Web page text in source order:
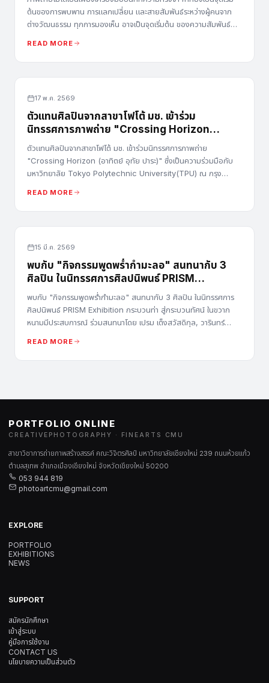
ต้นของการพบพาน การแลกเปลี่ยน และสายสัมพันธ์ระหว่างผู้คนจาก
ต่างวัฒนธรรม ทุกการมองเห็น อาจเป็นจุดเริ่มต้น ของความสัมพันธ์
READ MORE
17 พ.ค. 2569
ตัวแทนศิลปินจากสาขาโฟโต้ มช. เข้าร่วม
นิทรรศการภาพถ่าย "Crossing Horizon
(อาทิตย์ อุทัย ปาระ)
ตัวแทนศิลปินจากสาขาโฟโต้ มช. เข้าร่วมนิทรรศการภาพถ่าย
"Crossing Horizon (อาทิตย์ อุทัย ปาระ)" ซึ่งเป็นความร่วมมือกับ
มหาวิทยาลัย Tokyo Polytechnic University(TPU) ณ กรุง
READ MORE
15 มี.ค. 2569
พบกับ "กิจกรรมพูดพร่ำกำมะลอ" สนทนากับ 3
ศิลปิน ในนิทรรศการศิลปนิพนธ์ PRISM
Exhibition
พบกับ "กิจกรรมพูดพร่ำกำมะลอ" สนทนากับ 3 ศิลปิน ในนิทรรศการ
ศิลปนิพนธ์ PRISM Exhibition กระบวนท่า สู่กระบวนทัศน์ ในขวาก
หนามมีประสบการณ์ ร่วมสนทนาโดย เปรม เต็งสวัสดิกุล, วารินทร์
READ MORE
PORTFOLIO ONLINE
CREATIVEPHOTOGRAPHY · FINEARTS CMU
สาขาวิชาการถ่ายภาพสร้างสรรค์ คณะวิจิตรศิลป์ มหาวิทยาลัยเชียงใหม่ 239 ถนนห้วยแก้ว
ตำบลสุเทพ อำเภอเมืองเชียงใหม่ จังหวัดเชียงใหม่ 50200
053 944 819
photoartcmu@gmail.com
EXPLORE
PORTFOLIO
EXHIBITIONS
NEWS
SUPPORT
สมัครนักศึกษา
เข้าสู่ระบบ
คู่มือการใช้งาน
CONTACT US
นโยบายความเป็นส่วนตัว